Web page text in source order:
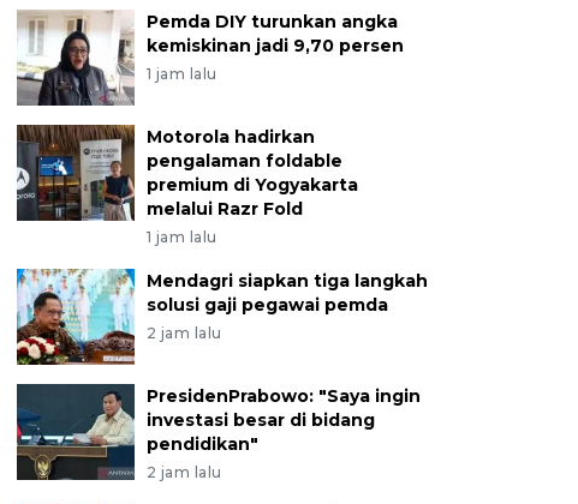
Pemda DIY turunkan angka
kemiskinan jadi 9,70 persen
1 jam lalu
Motorola hadirkan
pengalaman foldable
premium di Yogyakarta
melalui Razr Fold
1 jam lalu
Mendagri siapkan tiga langkah
solusi gaji pegawai pemda
2 jam lalu
PresidenPrabowo: "Saya ingin
investasi besar di bidang
pendidikan"
2 jam lalu